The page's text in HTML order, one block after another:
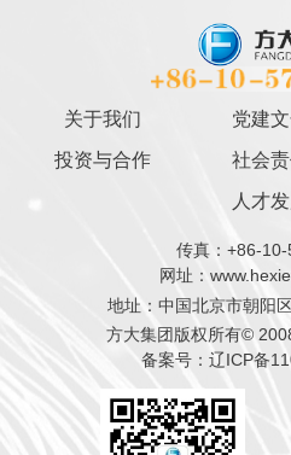
关于我们 党建
投资与合作
社会
人才
传真：+86-
网址：
地址：中国北京市朝阳
方大集团版权所有©
备案号：辽ICP备